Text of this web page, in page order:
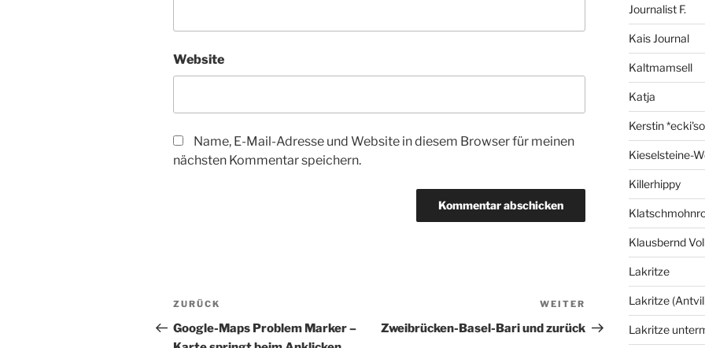
Website
Name, E-Mail-Adresse und Website in diesem Browser für meinen
nächsten Kommentar speichern.
Beitragsnavigation
Vorheriger
Beitrag
ZURÜCK
Google-Maps Problem Marker –
Nächster
Beitrag
WEITER
Zweibrücken-Basel-Bari und zurück
Journalist F.
Kais Journal
Kaltmamsell
Katja
Kerstin
Kieselsteine-
Killerhippy
Klausbernd
Lakritze
Lakritze
Lakritze